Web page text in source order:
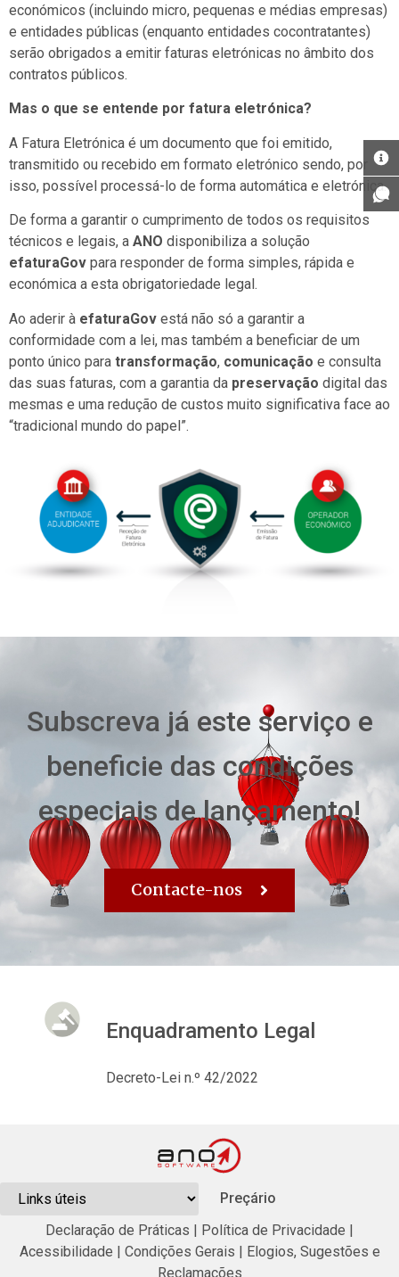
económicos (incluindo micro, pequenas e médias empresas)
e entidades públicas (enquanto entidades cocontratantes)
serão obrigados a emitir faturas eletrónicas no âmbito dos
contratos públicos.
Mas o que se entende por fatura eletrónica?
A Fatura Eletrónica é um documento que foi emitido,
transmitido ou recebido em formato eletrónico sendo, por
isso, possível processá-lo de forma automática e eletrónica.
De forma a garantir o cumprimento de todos os requisitos
técnicos e legais, a ANO disponibiliza a solução
efaturaGov para responder de forma simples, rápida e
económica a esta obrigatoriedade legal.
Ao aderir à efaturaGov está não só a garantir a
conformidade com a lei, mas também a beneficiar de um
ponto único para transformação, comunicação e consulta
das suas faturas, com a garantia da preservação digital das
mesmas e uma redução de custos muito significativa face ao
“tradicional mundo do papel”.
Subscreva já este serviço e
beneficie das condições
especiais de lançamento!
Contacte-nos
Enquadramento Legal
Decreto-Lei n.º 42/2022
Preçário
Declaração de Práticas | Política de Privacidade |
Acessibilidade | Condições Gerais | Elogios, Sugestões e
Reclamações